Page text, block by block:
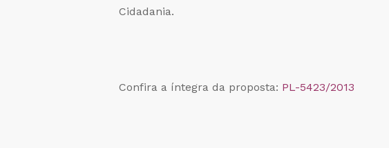
Cidadania.
Confira a íntegra da proposta: PL-5423/2013